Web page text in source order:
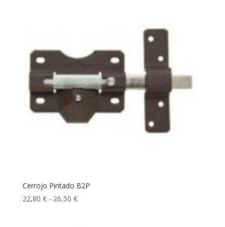
Cerrojo Pintado B2P
22,80 € - 26,50 €Rango